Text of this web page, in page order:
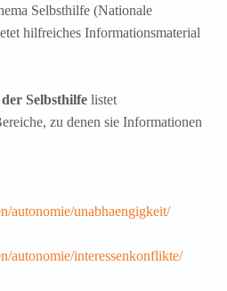
Selbsthilfe (Nationale
hilfreiches Informationsmaterial
Selbsthilfe listet
zu denen sie Informationen
autonomie/unabhaengigkeit/
autonomie/interessenkonflikte/